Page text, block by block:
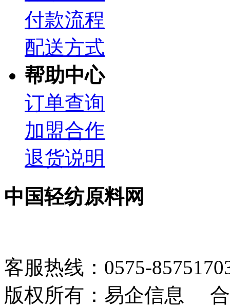
付款流程
配送方式
帮助中心
订单查询
加盟合作
退货说明
中国轻纺原料网
客服热线：0575-
版权所有：易企信息 合